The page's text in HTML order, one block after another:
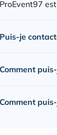
ProEvent97
Puis-je
Comment
Comment